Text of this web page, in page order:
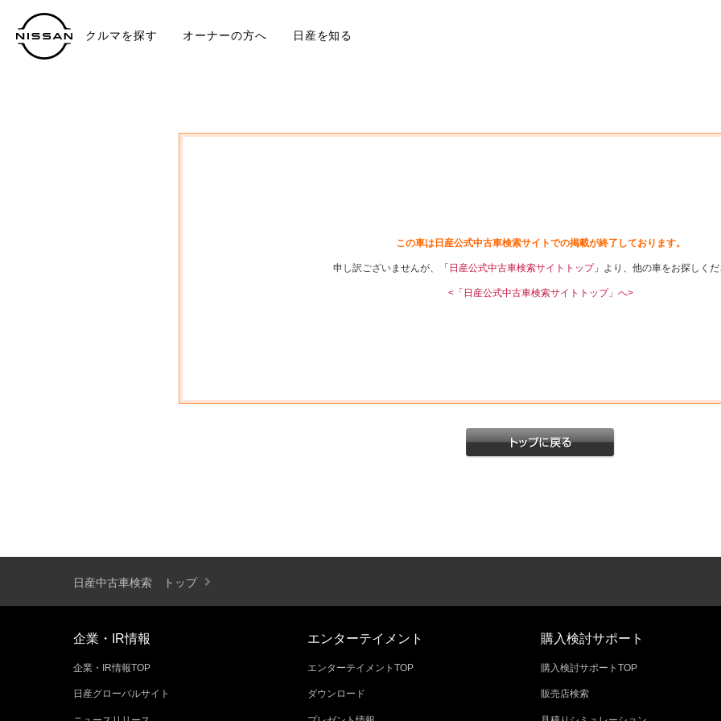
クルマを探す オーナーの方へ 日産を知る
この車は日産公式中古車検索サイトでの掲載が終了しております。
申し訳ございませんが、「 日産公式中古車検索サイトトップ」より、他の車をお探しくだ
<「日産公式中古車検索サイトトップ」へ>
日産中古車検索 トップ
企業・IR情報
企業・IR情報TOP
日産グローバルサイト
エンターテイメント
エンターテイメントTOP
ダウンロード
購入検討サポート
購入検討サポートTOP
販売店検索